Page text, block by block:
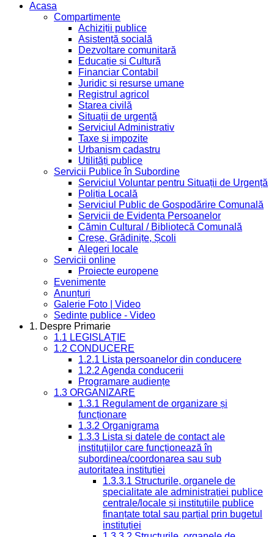
Acasa
Compartimente
Achiziții publice
Asistență socială
Dezvoltare comunitară
Educație și Cultură
Financiar Contabil
Juridic si resurse umane
Registrul agricol
Starea civilă
Situații de urgență
Serviciul Administrativ
Taxe și impozite
Urbanism cadastru
Utilități publice
Servicii Publice în Subordine
Serviciul Voluntar pentru Situații de Urgență
Poliția Locală
Serviciul Public de Gospodărire Comunală
Servicii de Evidența Persoanelor
Cămin Cultural / Bibliotecă Comunală
Creșe, Grădinițe, Școli
Alegeri locale
Servicii online
Proiecte europene
Evenimente
Anunțuri
Galerie Foto | Video
Sedinte publice - Video
1. Despre Primarie
1.1 LEGISLAȚIE
1.2 CONDUCERE
1.2.1 Lista persoanelor din conducere
1.2.2 Agenda conducerii
Programare audiențe
1.3 ORGANIZARE
1.3.1 Regulament de organizare și
funcționare
1.3.2 Organigrama
1.3.3 Lista și datele de contact ale
instituțiilor care funcționează în
subordinea/coordonarea sau sub
autoritatea instituției
1.3.3.1 Structurile, organele de
specialitate ale administrației publice
centrale/locale și instituțiile publice
finanțate total sau parțial prin bugetul
instituției